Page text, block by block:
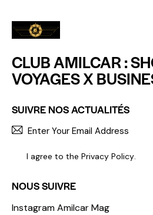
CLUB AMILCAR :
VOYAGES X
SUIVRE NOS ACTUALITÉS
I agree to the Privacy Policy.
NOUS SUIVRE
Instagram Amilcar Mag